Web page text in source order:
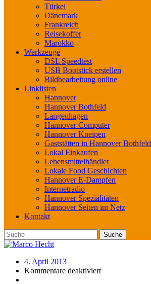
Türkei
Dänemark
Frankreich
Reisekoffer
Marokko
Werkzeuge
DSL Speedtest
USB Bootstick erstellen
Bildbearbeitung online
Linklisten
Hannover
Hannover Bothfeld
Langenhagen
Hannover Computer
Hannover Kneipen
Gaststätten in Hannover Bothfeld
Lokal Einkaufen
Lebensmittelhändler
Lokale Food Geschichten
Hannover E-Dampfen
Internetradio
Hannover Spezialitäten
Hannover Seiten im Netz
Kontakt
4. April 2013
Kommentare deaktiviert